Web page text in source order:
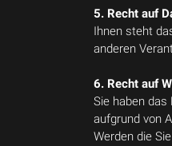
5. Recht auf
Ihnen steht
anderen
6. Recht auf
Sie haben das
aufgrund von
Werden die